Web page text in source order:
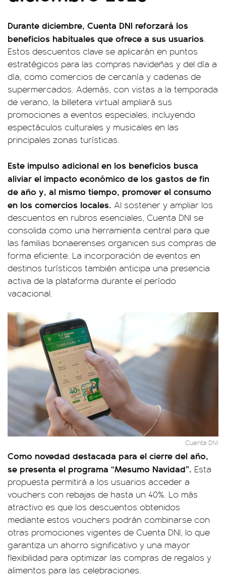
Durante diciembre, Cuenta DNI reforzará los
beneficios habituales que ofrece a sus usuarios.
Estos descuentos clave se aplicarán en puntos
estratégicos para las compras navideñas y del día a
día, como comercios de cercanía y cadenas de
supermercados. Además, con vistas a la temporada
de verano, la billetera virtual ampliará sus
promociones a eventos especiales, incluyendo
espectáculos culturales y musicales en las
principales zonas turísticas.
Este impulso adicional en los beneficios busca
aliviar el impacto económico de los gastos de fin
de año y, al mismo tiempo, promover el consumo
en los comercios locales. Al sostener y ampliar los
descuentos en rubros esenciales, Cuenta DNI se
consolida como una herramienta central para que
las familias bonaerenses organicen sus compras de
forma eficiente. La incorporación de eventos en
destinos turísticos también anticipa una presencia
activa de la plataforma durante el período
vacacional.
Cuenta DNI
Como novedad destacada para el cierre del año,
se presenta el programa “Mesumo Navidad”. Esta
propuesta permitirá a los usuarios acceder a
vouchers con rebajas de hasta un 40%. Lo más
atractivo es que los descuentos obtenidos
mediante estos vouchers podrán combinarse con
otras promociones vigentes de Cuenta DNI, lo que
garantiza un ahorro significativo y una mayor
flexibilidad para optimizar las compras de regalos y
alimentos para las celebraciones.